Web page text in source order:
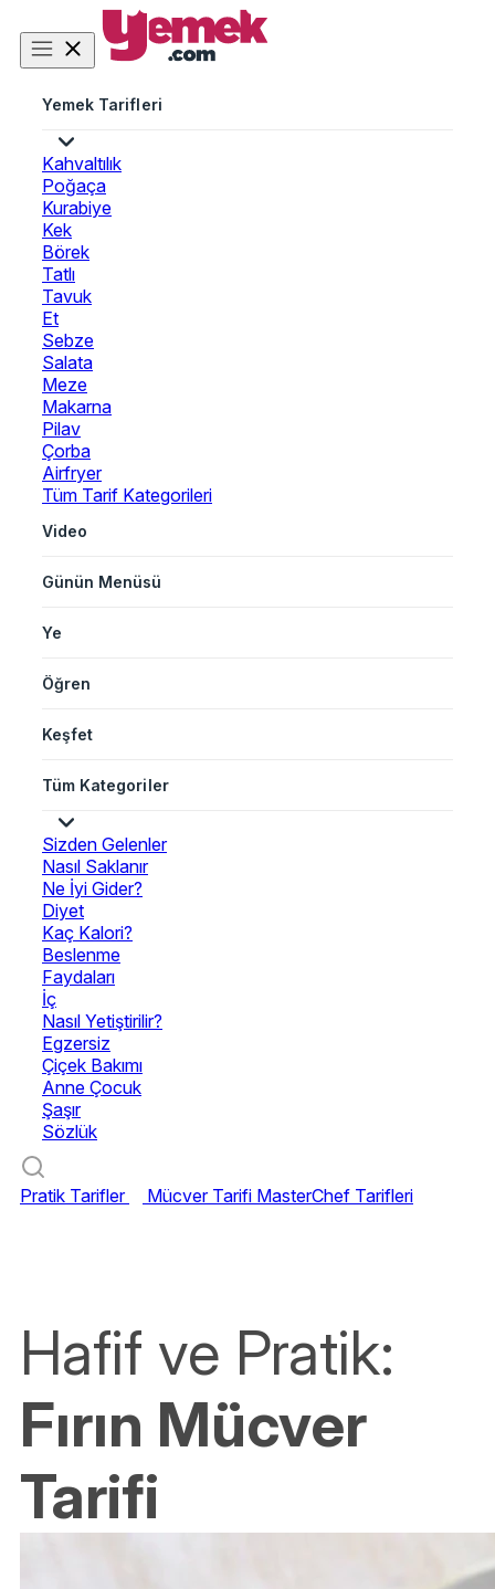
Yemek Tarifleri
Kahvaltılık
Poğaça
Kurabiye
Kek
Börek
Tatlı
Tavuk
Et
Sebze
Salata
Meze
Makarna
Pilav
Çorba
Airfryer
Tüm Tarif Kategorileri
Video
Günün Menüsü
Ye
Öğren
Keşfet
Tüm Kategoriler
Sizden Gelenler
Nasıl Saklanır
Ne İyi Gider?
Diyet
Kaç Kalori?
Beslenme
Faydaları
İç
Nasıl Yetiştirilir?
Egzersiz
Çiçek Bakımı
Anne Çocuk
Şaşır
Sözlük
Pratik Tarifler Mücver Tarifi MasterChef Tarifleri
Hafif ve Pratik:
Fırın Mücver
Tarifi